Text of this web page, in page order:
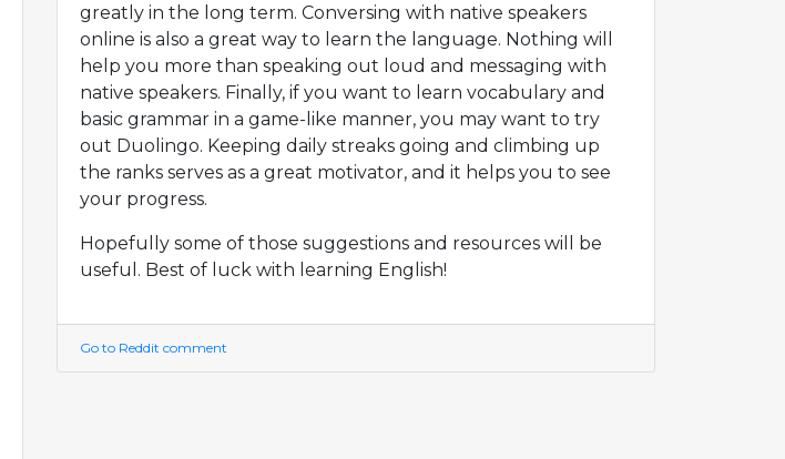
greatly in the long term. Conversing with native speakers
online is also a great way to learn the language. Nothing will
help you more than speaking out loud and messaging with
native speakers. Finally, if you want to learn vocabulary and
basic grammar in a game-like manner, you may want to try
out Duolingo. Keeping daily streaks going and climbing up
the ranks serves as a great motivator, and it helps you to see
your progress.
Hopefully some of those suggestions and resources will be
useful. Best of luck with learning English!
Go to Reddit comment